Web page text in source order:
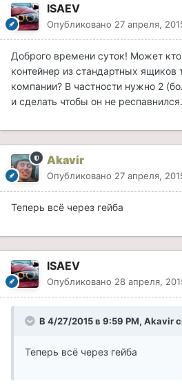
ISAEV
Опубликовано 27 апреля,
Доброго времени суток! Может кто
контейнер из стандартных ящиков
компании? В частности нужно 2
и сделать чтобы он не респавнился.
Akavir
Опубликовано 27 апреля,
Теперь всё через гейба
ISAEV
Опубликовано 28 апреля,
В 4/27/2015 в 9:59 PM, Akavir
Теперь всё через гейба